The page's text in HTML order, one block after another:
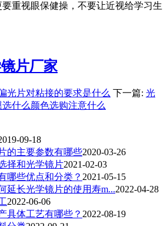
重视眼保健操，不要让近视给学习生
片厂家
光片对粘接的要求是什么 下一篇: 光
什么颜色选购注意什么
09-18
的主要参数有哪些2020-03-26
择和光学镜片2021-02-03
哪些优点和分类？ 2021-05-15
延长光学镜片的使用寿m...2022-04-28
2022-06-06
具体工艺有哪些？ 2022-08-19